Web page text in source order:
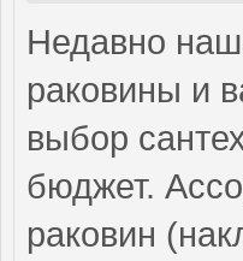
Недавно
раковины и
выбор
бюджет.
раковин